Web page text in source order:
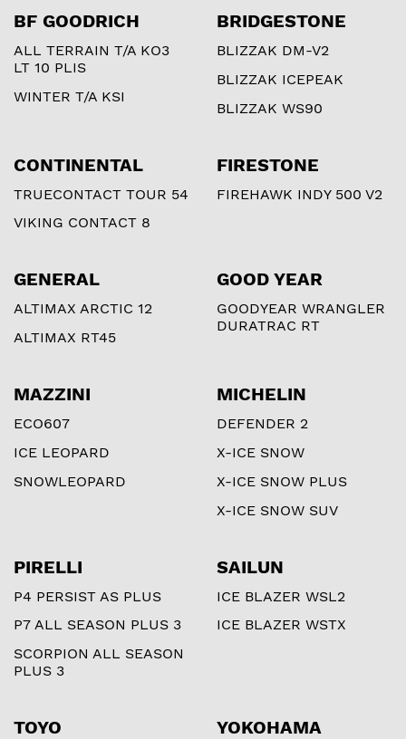
BF GOODRICH
ALL TERRAIN T/A KO3
LT 10 PLIS
WINTER T/A KSI
BRIDGESTONE
BLIZZAK DM-V2
BLIZZAK ICEPEAK
BLIZZAK WS90
CONTINENTAL
TRUECONTACT TOUR 54
VIKING CONTACT 8
FIRESTONE
FIREHAWK INDY 500 V2
GENERAL
ALTIMAX ARCTIC 12
ALTIMAX RT45
GOOD YEAR
GOODYEAR WRANGLER
DURATRAC RT
MAZZINI
ECO607
ICE LEOPARD
SNOWLEOPARD
MICHELIN
DEFENDER 2
X-ICE SNOW
X-ICE SNOW PLUS
X-ICE SNOW SUV
PIRELLI
P4 PERSIST AS PLUS
P7 ALL SEASON PLUS 3
SCORPION ALL SEASON
PLUS 3
SAILUN
ICE BLAZER WSL2
ICE BLAZER WSTX
TOYO YOKOHAMA